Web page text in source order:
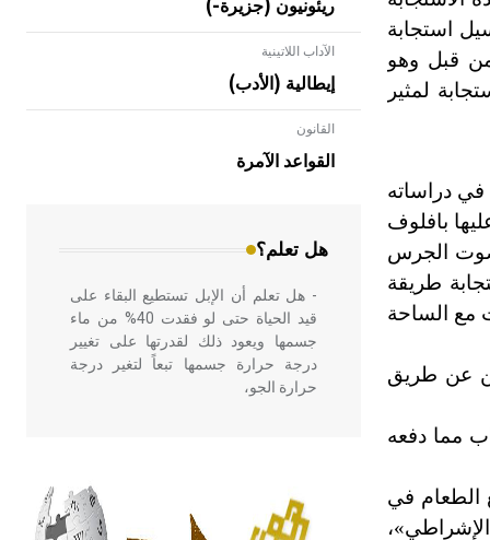
استجابة
قبل وهو
لمثير
في دراساته
بافلوف
صوت الجرس
طريقة
مع الساحة
عن طريق
مما دفعه
الطعام في
ريئونيون (جزيرة-)
الآداب اللاتينية
إيطالية (الأدب)
القانون
القواعد الآمرة
هل تعلم؟
- هل تعلم أن الأبلق نوع من الفنون
الهندسية التي ارتبطت بالعمارة الإسلامية
في بلاد الشام ومصر خاصة، حيث يحرص
- هل تعلم أن الإبل تستطيع البقاء على
قيد الحياة حتى لو فقدت 40% من ماء
جسمها ويعود ذلك لقدرتها على تغيير
درجة حرارة جسمها تبعاً لتغير درجة
حرارة الجو،
أربعة مؤلفات هي: الحكم، الأدلة، تنظيم
التغذية، ورسالته في جروح الرأس.
ويعود له الفضل بأنه حرر الطب من